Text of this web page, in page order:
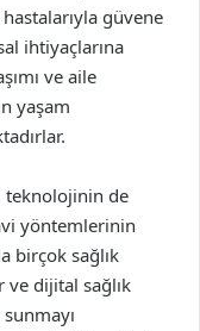
güvene
ihtiyaçlarına
ve aile
yaşam
teknolojinin de
yöntemlerinin
birçok sağlık
dijital sağlık